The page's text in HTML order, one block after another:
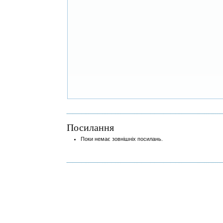
Посилання
Поки немає зовнішніх посилань.